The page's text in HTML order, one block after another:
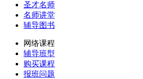
圣才名师
名师讲堂
辅导图书
网络课程
辅导班型
购买课程
报班问题